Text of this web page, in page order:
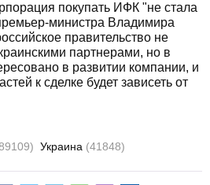
покупать ИФК "не стала
министра Владимира
правительство не
партнерами, но в
в развитии компании, и
к сделке будет зависеть от
Украина (41848)